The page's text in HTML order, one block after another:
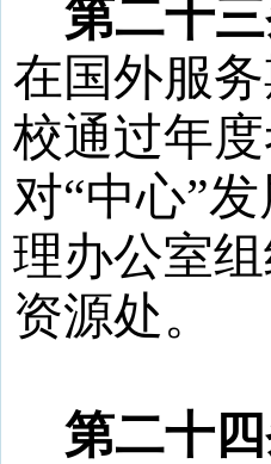
第二十
在国外服
校通过年
对“中心”
理办公室
资源处。
第二十